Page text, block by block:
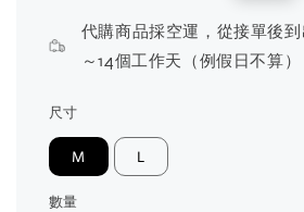
代購商品採空運，從接單後
～14個工作天（例假日不算）
尺寸
M L
數量